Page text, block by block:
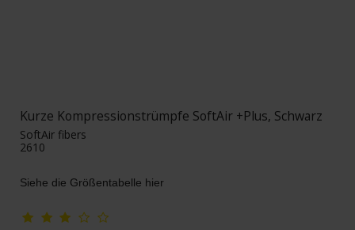
Kurze Kompressionstrümpfe SoftAir +Plus, Schwarz
SoftAir fibers
2610
Siehe die Größentabelle hier